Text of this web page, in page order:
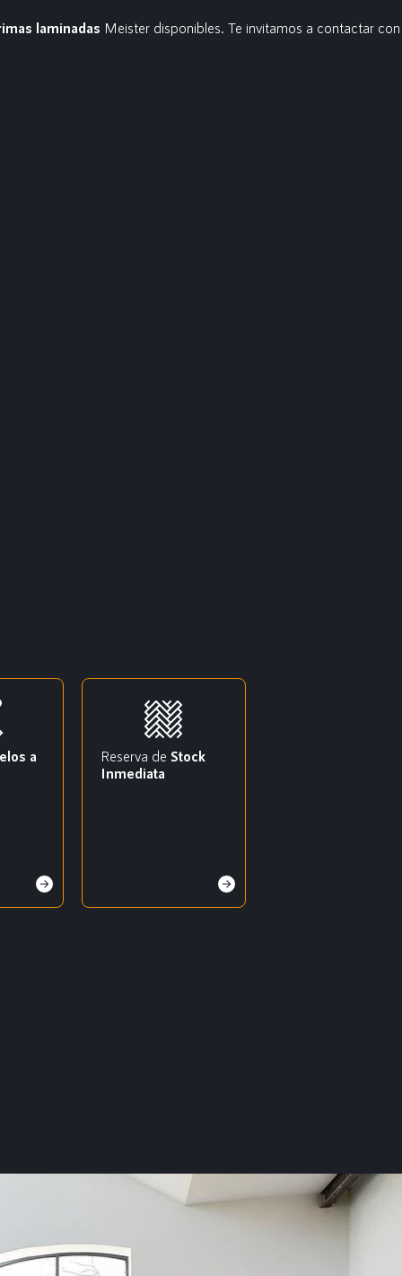
laminadas Meister disponibles. Te invitamos a contactar con
a
Reserva de Stock
Inmediata